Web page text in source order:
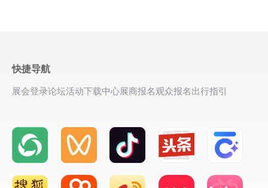
快捷导航
展会登录论坛活动下载中心展商报名观众报名出行指引